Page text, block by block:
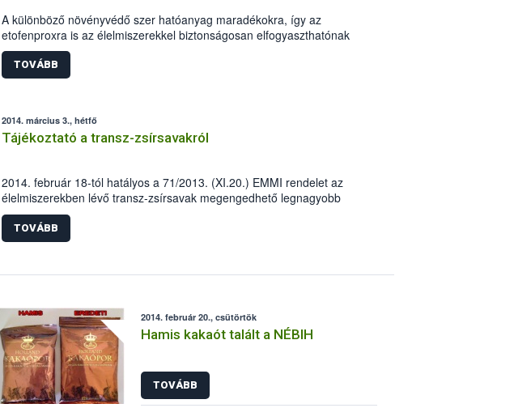
A különböző növényvédő szer hatóanyag maradékokra, így az
etofenproxra is az élelmiszerekkel biztonságosan elfogyaszthatónak
tartott mennyiséget állapítottak meg nemzetközi értékelő testületek. Ezt
a mennyiséget az állatkísérletekben még semmilyen megfigyelhető
elváltozást nem okozó dózisból, az etofenprox esetén 100-szoros
TOVÁBB
2014. március 3., hétfő
Tájékoztató a transz-zsírsavakról
2014. február 18-tól hatályos a 71/2013. (XI.20.) EMMI rendelet az
élelmiszerekben lévő transz-zsírsavak megengedhető legnagyobb
mennyiségéről, a transz-zsírsav tartalmú élelmiszerek forgalmazásának
feltételeiről és hatósági ellenőrzéséről, valamint a lakosság transz-
zsírsav bevitelének nyomon követésére vonatkozó szabályokról,
megyei élelmiszerlánc-felügyeleti szervek ellenőrzik.
TOVÁBB
2014. február 20., csütörtök
Hamis kakaót talált a NÉBIH
TOVÁBB